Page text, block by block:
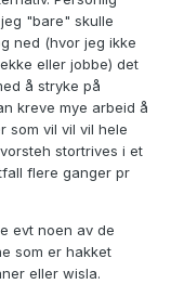
"bare" skulle
ned (hvor jeg ikke
eller jobbe) det
å stryke på
kreve mye arbeid å
som vil vil vil hele
stortrives i et
flere ganger pr
evt noen av de
som er hakket
eller wisla.